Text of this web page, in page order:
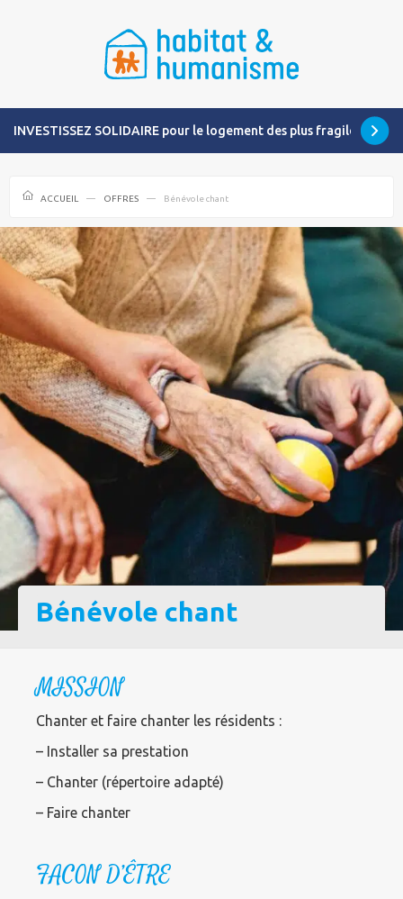
INVESTISSEZ SOLIDAIRE pour le logement des plus fragiles
ACCUEIL OFFRES Bénévole chant
Bénévole chant
MISSION
Chanter et faire chanter les résidents :
– Installer sa prestation
– Chanter (répertoire adapté)
– Faire chanter
FACON D’ÊTRE